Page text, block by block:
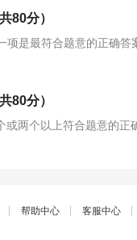
80分）
项是最符合题意的正确
80分）
或两个以上符合题意的
┊ 帮助中心 ┊ 客服中心 ┊